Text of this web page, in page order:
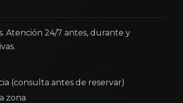
Atención 24/7 antes, durante y
(consulta antes de reservar)
zona